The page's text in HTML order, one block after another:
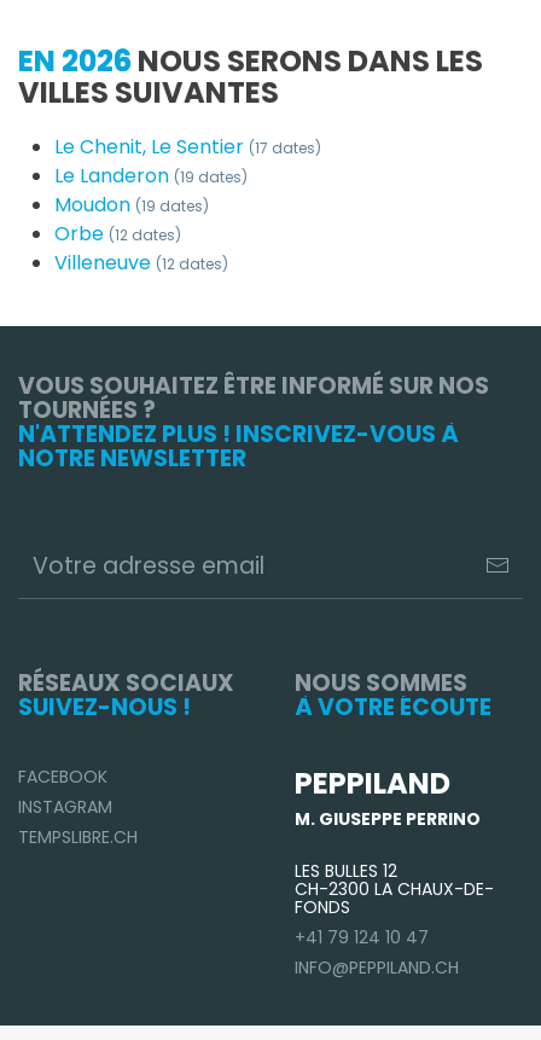
EN 2026 NOUS SERONS DANS LES
VILLES SUIVANTES
Le Chenit, Le Sentier (17 dates)
Le Landeron (19 dates)
Moudon (19 dates)
Orbe (12 dates)
Villeneuve (12 dates)
VOUS SOUHAITEZ ÊTRE INFORMÉ SUR NOS
TOURNÉES ?
N'ATTENDEZ PLUS ! INSCRIVEZ-VOUS À
NOTRE NEWSLETTER
RÉSEAUX SOCIAUX
SUIVEZ-NOUS !
FACEBOOK
INSTAGRAM
TEMPSLIBRE.CH
NOUS SOMMES
À VOTRE ÉCOUTE
PEPPILAND
M. GIUSEPPE PERRINO
LES BULLES 12
CH-2300 LA CHAUX-DE-
FONDS
+41 79 124 10 47
INFO@PEPPILAND.CH